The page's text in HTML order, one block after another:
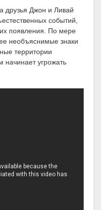
друзья Джон и Ливай
событий,
появления. По мере
необъяснимые знаки
территории
начинает угрожать